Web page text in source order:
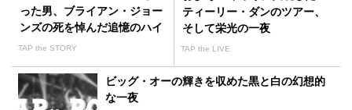
った男、ブライアン・ジョー
ンズの死を悼んだ追憶のハイ
ドパーク
TAP the STORY
ティーリー・ダンのツアー、
そして栄光の一夜
TAP the LIVE
ビッグ・オーの輝きを収めた黒と白の幻想的
な一夜